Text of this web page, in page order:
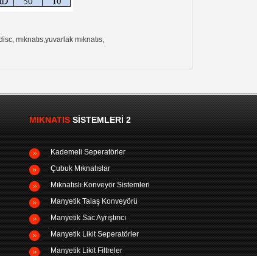
mıknatıs,yuvarlak mıknatıs,
MIKNATISSISTEMLERI 2
Kademeli Seperatörler
Çubuk Mıknatıslar
Mıknatıslı Konveyör Sistemleri
Manyetik Talaş Konveyörü
Manyetik Sac Ayrıştırıcı
Manyetik Likit Seperatörler
Manyetik Likit Filtreler